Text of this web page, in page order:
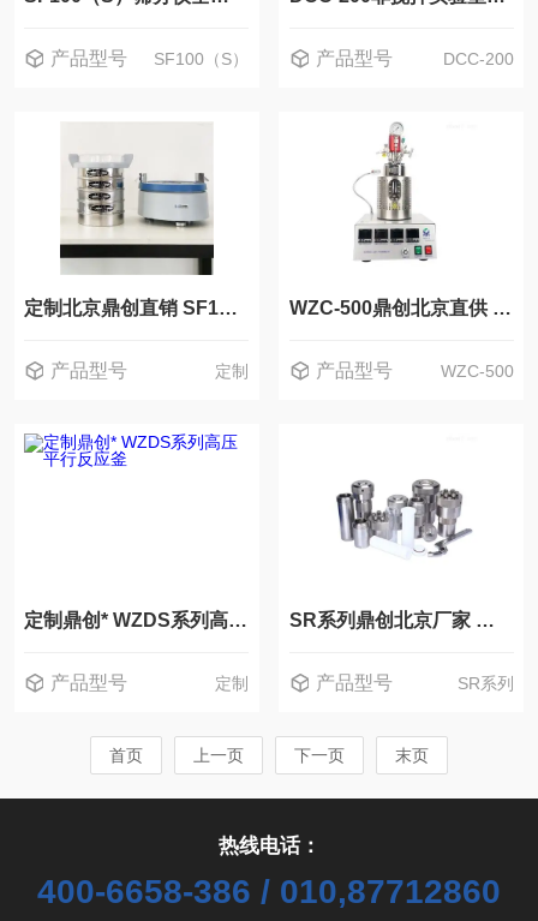
产品型号 SF100（S） 产品型号 DCC-200
定制北京鼎创直销 SF100自动筛分仪
产品型号 定制
WZC-500鼎创北京直供 WZC实验室不锈钢磁力反应釜
产品型号 WZC-500
定制鼎创* WZDS系列高压平行反应釜
产品型号 定制
SR系列鼎创北京厂家 水热合成反应釜压力溶弹
产品型号 SR系列
首页 上一页 下一页 末页
热线电话：
400-6658-386 / 010,87712860